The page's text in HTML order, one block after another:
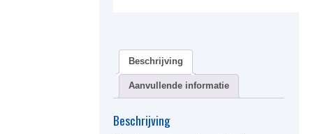
Beschrijving
Aanvullende informatie
Beschrijving